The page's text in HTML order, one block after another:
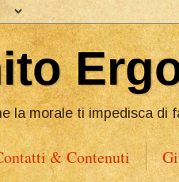
la morale ti impedisca di
& Contenuti